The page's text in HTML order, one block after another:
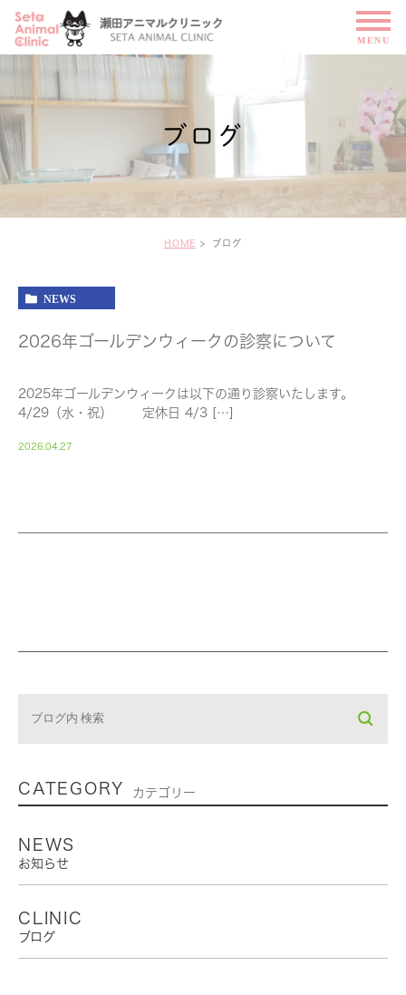
ブログ
HOME ブログ
NEWS
2026年ゴールデンウィークの診察について
2025年ゴールデンウィークは以下の通り診察いたします。
4/29（水・祝） 定休日 4/3 […]
2026.04.27
CATEGORY カテゴリー
NEWS
お知らせ
CLINIC
ブログ